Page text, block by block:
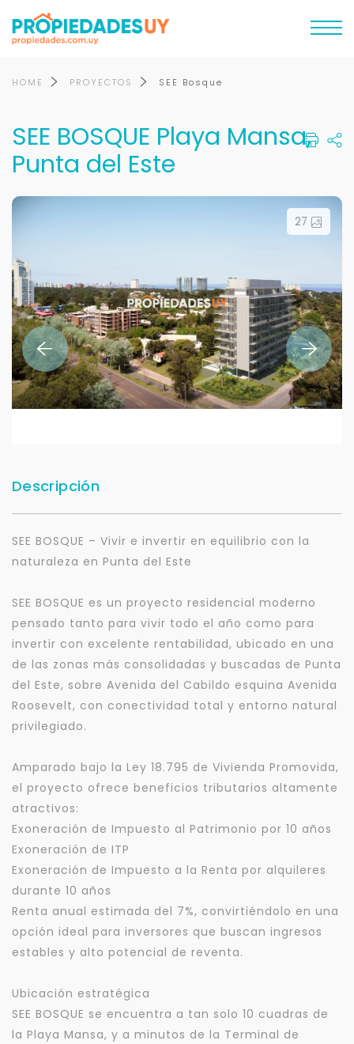
HOME PROYECTOS SEE Bosque
SEE BOSQUE Playa Mansa,
Punta del Este
27
Descripción
SEE BOSQUE – Vivir e invertir en equilibrio con la
naturaleza en Punta del Este
SEE BOSQUE es un proyecto residencial moderno
pensado tanto para vivir todo el año como para
invertir con excelente rentabilidad, ubicado en una
de las zonas más consolidadas y buscadas de Punta
del Este, sobre Avenida del Cabildo esquina Avenida
Roosevelt, con conectividad total y entorno natural
privilegiado.
Amparado bajo la Ley 18.795 de Vivienda Promovida,
el proyecto ofrece beneficios tributarios altamente
atractivos:
Exoneración de Impuesto al Patrimonio por 10 años
Exoneración de ITP
Exoneración de Impuesto a la Renta por alquileres
durante 10 años
Renta anual estimada del 7%, convirtiéndolo en una
opción ideal para inversores que buscan ingresos
estables y alto potencial de reventa.
Ubicación estratégica
SEE BOSQUE se encuentra a tan solo 10 cuadras de
la Playa Mansa, y a minutos de la Terminal de